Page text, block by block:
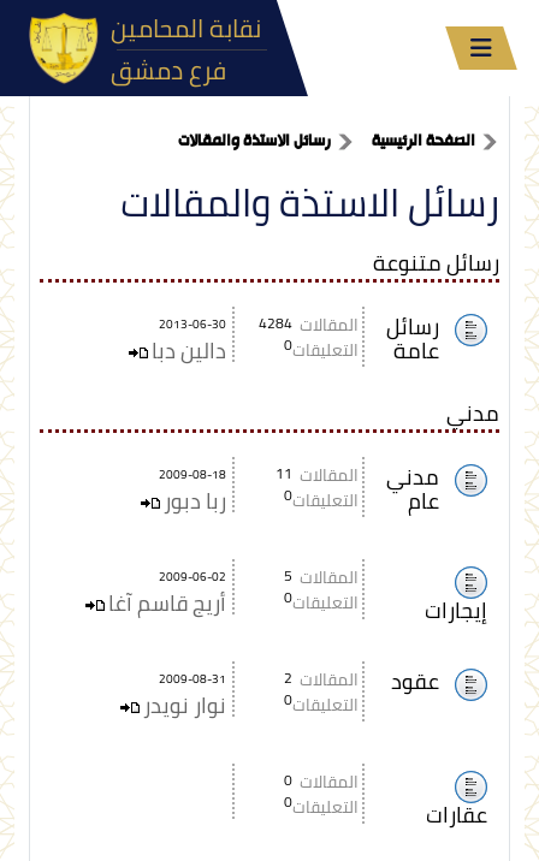
فرع دمشق
الصفحة الرئيسية رسائل الاستذة والمقالات
رسائل الاستذة والمقالات
رسائل متنوعة
2013-06-30
دالين دبا
4284
0
المقالات
التعليقات
رسائل
عامة
مدني
2009-08-18
ربا دبور
11
0
المقالات
التعليقات
مدني
عام
2009-06-02
أريج قاسم آغا
5
0
المقالات
التعليقات
إيجارات
2009-08-31
نوار نويدر
2
0
المقالات
التعليقات
عقود
0
0
المقالات
التعليقات
عقارات